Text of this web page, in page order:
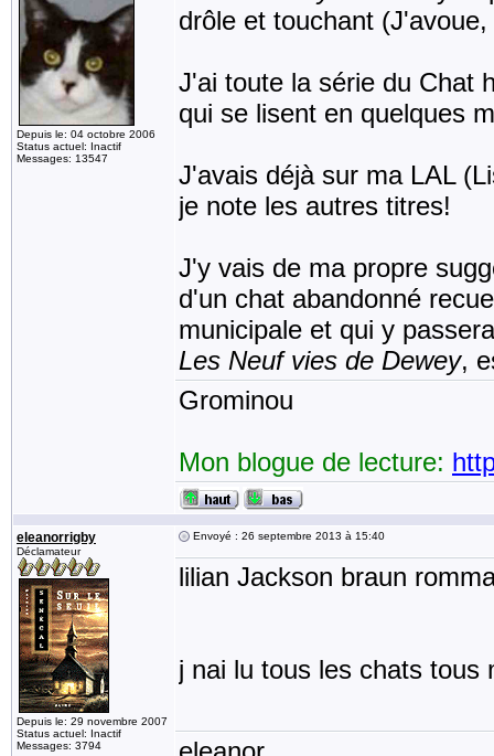
Depuis le: 04 octobre 2006
Status actuel: Inactif
Messages: 13547
drôle et touchant
J'ai toute la série du Chat
qui se lisent en quelques
J'avais déjà sur ma LAL
je note les autres titres!
J'y vais de ma propre
d'un chat abandonné
municipale et qui y
Les Neuf vies de Dewey,
Grominou
Mon blogue de lecture:
eleanorrigby
Déclamateur
Depuis le: 29 novembre 2007
Status actuel: Inactif
Messages: 3794
Envoyé : 26 septembre 2013 à 15:40
lilian Jackson braun
j nai lu tous les chats tous